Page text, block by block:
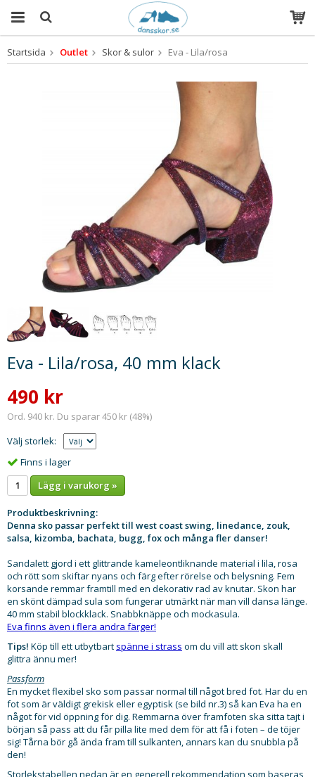
Produkten har blivit tillagd i varukorgen
Startsida Outlet Skor & sulor Eva - Lila/rosa
Eva - Lila/rosa, 40 mm klack
490 kr
Ord. 940 kr. Du sparar 450 kr (48%)
Välj storlek:
Finns i lager
Lägg i varukorg »
Produktbeskrivning:
Denna sko passar perfekt till west coast swing, linedance, zouk,
salsa, kizomba, bachata, bugg, fox och många fler danser!
Sandalett gjord i ett glittrande kameleontliknande material i lila, rosa
och rött som skiftar nyans och färg efter rörelse och belysning. Fem
korsande remmar framtill med en dekorativ rad av knutar. Skon har
en skönt dämpad sula som fungerar utmärkt när man vill dansa länge.
40 mm stabil blockklack. Snabbknäppe och mockasula.
Eva finns även i flera andra färger!
Tips! Köp till ett utbytbart spänne i strass om du vill att skon skall
glittra ännu mer!
Passform
En mycket flexibel sko som passar normal till något bred fot. Har du en
fot som är väldigt grekisk eller egyptisk (se bild nr.3) så kan Eva ha en
något för vid öppning för dig. Remmarna över framfoten ska sitta tajt i
början så pass att du får pilla lite med dem för att få i foten – de töjer
sig! Tårna bör gå ända fram till sulkanten, annars kan du snubbla på
den!
Storlekstabellen nedan är en generell rekommendation som baseras